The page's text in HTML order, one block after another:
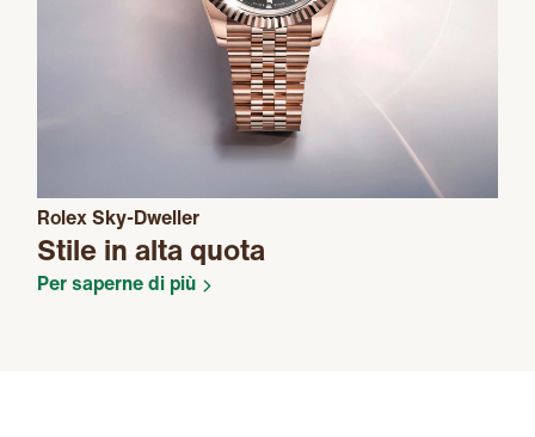
Rolex Sky-Dweller
Stile in alta quota
Per saperne di più